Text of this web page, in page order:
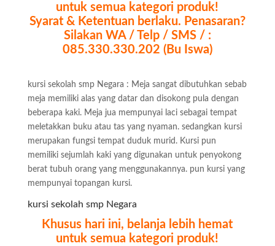
untuk semua kategori produk!
Syarat & Ketentuan berlaku. Penasaran?
Silakan WA / Telp / SMS / :
085.330.330.202 (Bu Iswa)
kursi sekolah smp Negara : Meja sangat dibutuhkan sebab
meja memiliki alas yang datar dan disokong pula dengan
beberapa kaki. Meja jua mempunyai laci sebagai tempat
meletakkan buku atau tas yang nyaman. sedangkan kursi
merupakan fungsi tempat duduk murid. Kursi pun
memiliki sejumlah kaki yang digunakan untuk penyokong
berat tubuh orang yang menggunakannya. pun kursi yang
mempunyai topangan kursi.
kursi sekolah smp Negara
Khusus hari ini, belanja lebih hemat
untuk semua kategori produk!